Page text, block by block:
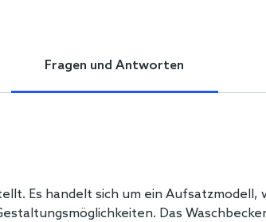
Fragen und Antworten
Es handelt sich um ein
Das